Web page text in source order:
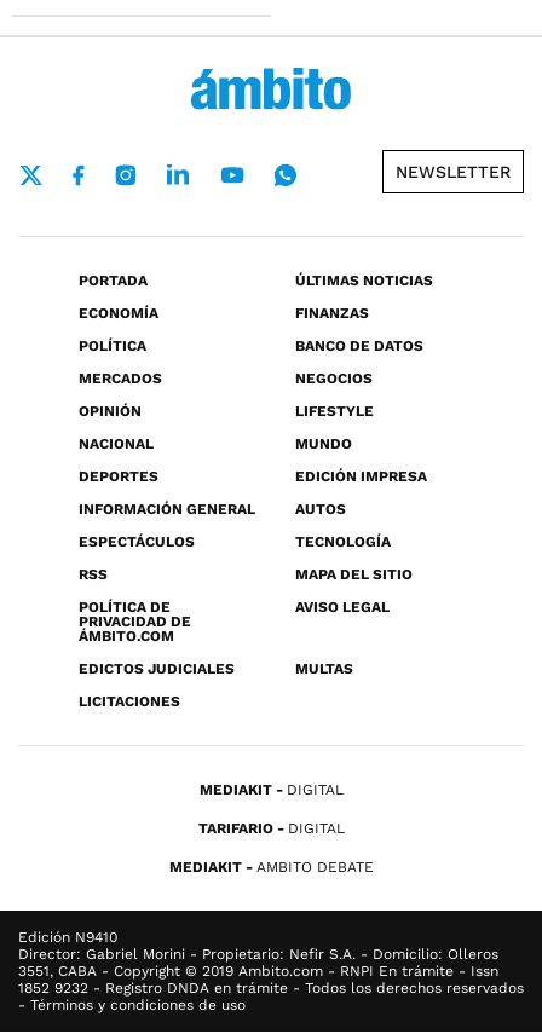
NEWSLETTER
PORTADA
ÚLTIMAS NOTICIAS
ECONOMÍA
FINANZAS
POLÍTICA
BANCO DE DATOS
MERCADOS
NEGOCIOS
OPINIÓN
LIFESTYLE
NACIONAL
MUNDO
DEPORTES
EDICIÓN IMPRESA
INFORMACIÓN GENERAL
AUTOS
ESPECTÁCULOS
TECNOLOGÍA
RSS
MAPA DEL SITIO
POLÍTICA DE
PRIVACIDAD DE
ÁMBITO.COM
AVISO LEGAL
EDICTOS JUDICIALES
MULTAS
LICITACIONES
MEDIAKIT DIGITAL
TARIFARIO DIGITAL
MEDIAKIT AMBITO DEBATE
Edición N9410
Director: Gabriel Morini - Propietario: Nefir S.A. - Domicilio: Olleros
3551, CABA - Copyright © 2019 Ambito.com - RNPI En trámite - Issn
1852 9232 - Registro DNDA en trámite - Todos los derechos reservados
- Términos y condiciones de uso